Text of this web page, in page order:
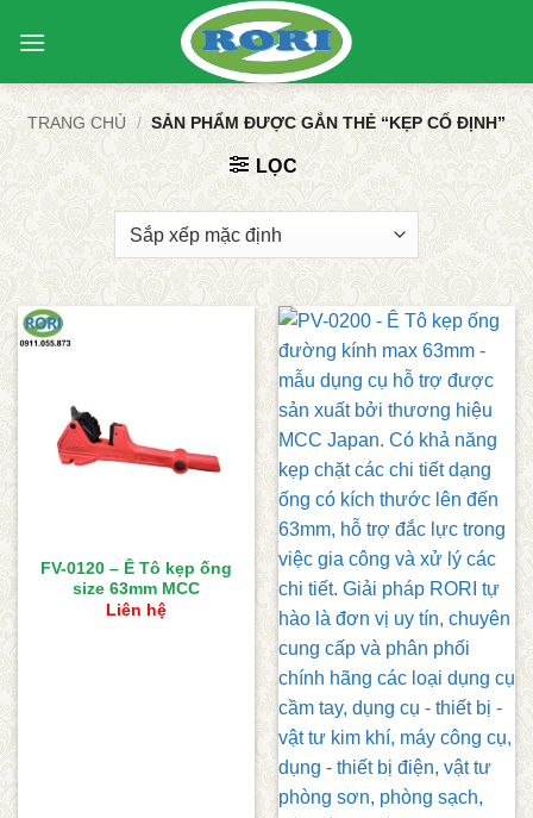
qua
dung
TRANG CHỦ / SẢN PHẨM ĐƯỢC GẮN THẺ “KẸP CỐ ĐỊNH”
LỌC
FV-0120 – Ê Tô kẹp ống
size 63mm MCC
Liên hệ